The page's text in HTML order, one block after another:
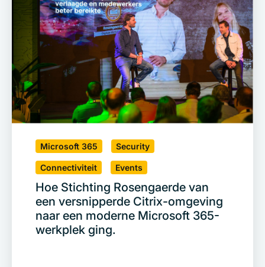
Microsoft 365 Security
Connectiviteit Events
Hoe Stichting Rosengaerde van
een versnipperde Citrix-omgeving
naar een moderne Microsoft 365-
werkplek ging.